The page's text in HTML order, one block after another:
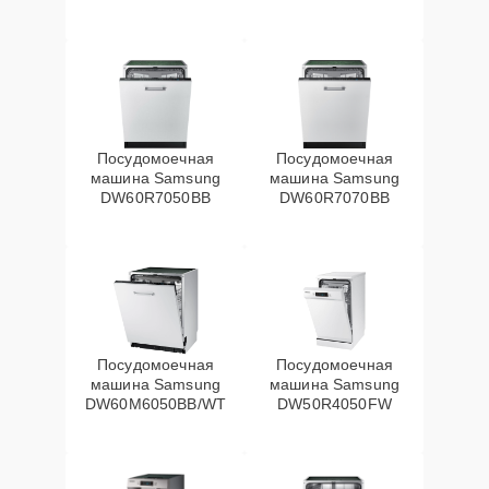
Посудомоечная
машина Samsung
DW60R7050BB
Посудомоечная
машина Samsung
DW60R7070BB
Посудомоечная
машина Samsung
DW60M6050BB/WT
Посудомоечная
машина Samsung
DW50R4050FW